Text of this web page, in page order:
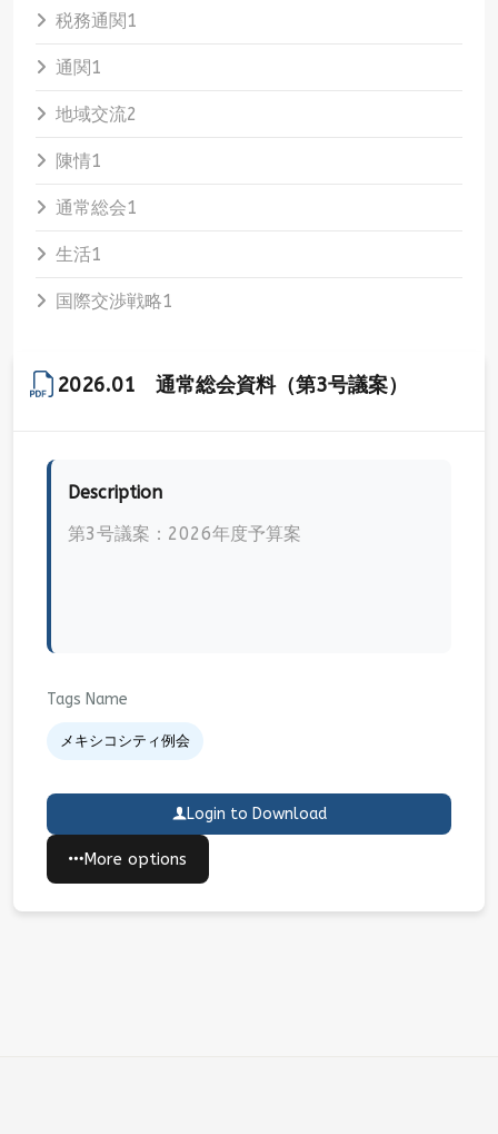
税務通関1
通関1
地域交流2
陳情1
通常総会1
生活1
国際交渉戦略1
2026.01 通常総会資料（第3号議案）
Description
第3号議案：2026年度予算案
Tags Name
メキシコシティ例会
Login to Download
More options